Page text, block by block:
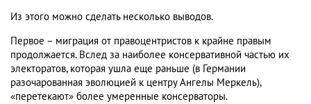
Из этого можно сделать несколько выводов.
Первое – миграция от правоцентристов к крайне правым
продолжается. Вслед за наиболее консервативной частью их
электоратов, которая ушла еще раньше (в Германии
разочарованная эволюцией к центру Ангелы Меркель),
«перетекают» более умеренные консерваторы.